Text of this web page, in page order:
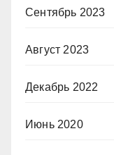
Сентябрь 2023
Август 2023
Декабрь 2022
Июнь 2020